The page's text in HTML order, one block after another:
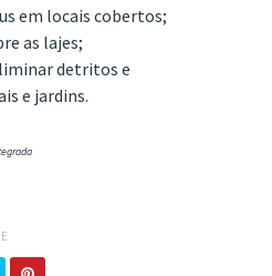
em locais cobertos;
as lajes;
detritos e
e jardins.